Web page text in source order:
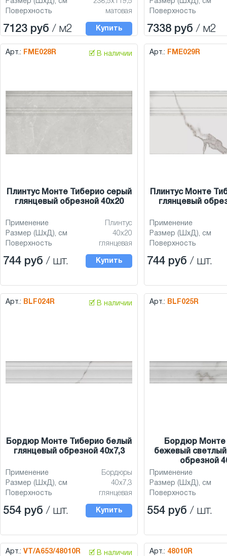
Поверхность
матовая
7123 руб / м2 Купить
Поверхность
7338 руб / м2
Арт.: FME028R 🗹 В наличии
Плинтус Монте Тиберио серый
глянцевый обрезной 40x20
Применение
Плинтус
Размер (ШхД), см
40x20
Поверхность
глянцевая
744 руб / шт. Купить
Арт.: FME029R
Плинтус Монте
глянцевый
Применение
Размер (ШхД), см
Поверхность
744 руб / шт.
Арт.: BLF024R 🗹 В наличии
Бордюр Монте Тиберио белый
глянцевый обрезной 40x7,3
Применение
Бордюры
Размер (ШхД), см
40x7,3
Поверхность
глянцевая
554 руб / шт. Купить
Арт.: BLF025R
Бордюр Монте
бежевый
обрезной
Применение
Размер (ШхД), см
Поверхность
554 руб / шт.
Арт.: VT/A653/48010R 🗹 В наличии Арт.: 48010R